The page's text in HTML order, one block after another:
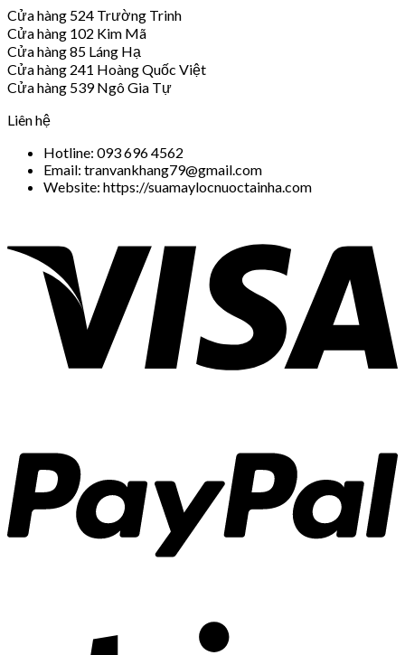
Cửa hàng 524 Trường Trinh
Cửa hàng 102 Kim Mã
Cửa hàng 85 Láng Hạ
Cửa hàng 241 Hoàng Quốc Việt
Cửa hàng 539 Ngô Gia Tự
Liên hệ
Hotline: 093 696 4562
Email: tranvankhang79@gmail.com
Website: https://suamaylocnuoctainha.com